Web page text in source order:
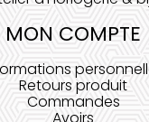
MON COMPTE
Retours produit
Commandes